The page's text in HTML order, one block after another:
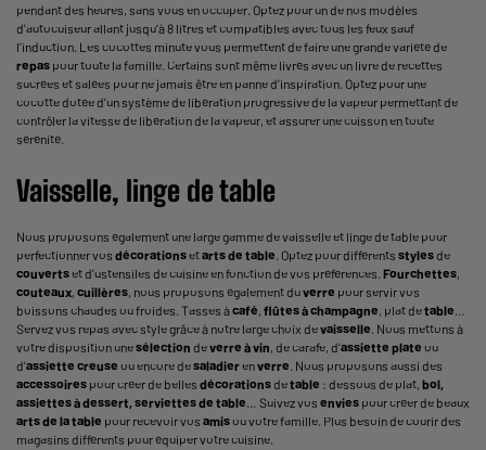
pendant des heures, sans vous en occuper. Optez pour un de nos modèles
d’autocuiseur allant jusqu’à 8 litres et compatibles avec tous les feux sauf
l’induction. Les cocottes minute vous permettent de faire une grande variété de
repas pour toute la famille. Certains sont même livrés avec un livre de recettes
sucrées et salées pour ne jamais être en panne d’inspiration. Optez pour une
cocotte dotée d’un système de libération progressive de la vapeur permettant de
contrôler la vitesse de libération de la vapeur, et assurer une cuisson en toute
sérénité.
Vaisselle, linge de table
Nous proposons également une large gamme devaisselle et linge de table pour
perfectionner vos décorationsetarts de table. Optez pour différents stylesde
couvertset d’ustensiles de cuisineen fonction de vos préférences. Fourchettes,
couteaux, cuillères, nous proposons également duverre pour servir vos
boissons chaudes ou froides. Tasses àcafé, flûtes à champagne, plat detable…
Servez vos repas avec style grâce à notre large choix devaisselle. Nous mettons à
votre disposition unesélection deverre à vin, de carafe, d’assiette plate ou
d’assiette creuse ou encore desaladierenverre. Nous proposons aussi des
accessoires pour créer de belles décorationsdetable : dessous de plat, bol,
assiettes à dessert, serviettes de table… Suivez vos envies pour créer de beaux
arts de la table pour recevoir vos amisou votre famille. Plus besoin de courir des
magasins différents pour équiper votre cuisine.